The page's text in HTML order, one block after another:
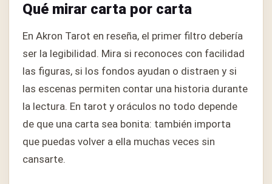
Qué mirar carta por carta
En Akron Tarot en reseña, el primer filtro debería
ser la legibilidad. Mira si reconoces con facilidad
las figuras, si los fondos ayudan o distraen y si
las escenas permiten contar una historia durante
la lectura. En tarot y oráculos no todo depende
de que una carta sea bonita: también importa
que puedas volver a ella muchas veces sin
cansarte.